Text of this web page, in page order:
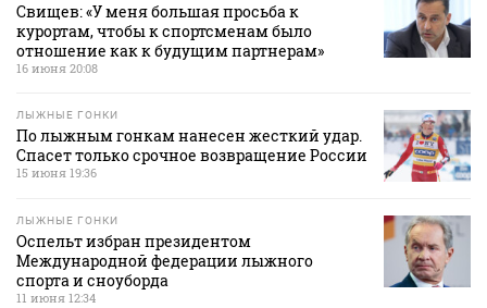
Свищев: «У меня большая просьба к
курортам, чтобы к спортсменам было
отношение как к будущим партнерам»
16 июня 20:08
ЛЫЖНЫЕ ГОНКИ
По лыжным гонкам нанесен жесткий удар.
Спасет только срочное возвращение России
15 июня 19:36
ЛЫЖНЫЕ ГОНКИ
Оспельт избран президентом
Международной федерации лыжного
спорта и сноуборда
11 июня 12:34